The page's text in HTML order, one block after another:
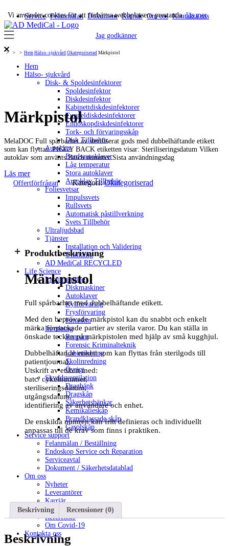
Vi använder cookies för att förbättra webbplatsens prestanda.läs mer
Jag godkänner
Service Felanmälan Dokument Karriär Om oss Kontakta oss
Hem
Hälso- sjukvård
Disk- & Spoldesinfektorer
Spoldesinfektor
Diskdesinfektor
Kabinettdiskdesinfektorer
Tunneldiskdesinfektorer
Endoskopdiskdesinfektorer
Tork- och förvaringsskåp
Disk Tillbehör
Autoklav
Bordsautoklaver
Låg temperatur
Stora autoklaver
Autoklav Tillbehör
Foliesvetsar
Impulssvets
Rullsvets
Automatisk påstillverkning
Svets Tillbehör
Ultraljudsbad
Tjänster
Installation och Validering
Utbilding
AD MediCal RECYCLED
Life Science
Labutrustning
Diskmaskiner
Autoklaver
Kylförvaring
Frysförvaring
Ismaskin
Inredning
Renrum
Forensic Kriminalteknik
Labinredning
Skolinredning
Övrigt
Skyddsventilation
Dragbänk
Dragskåp
Säkerhetsbänkar
Kemikalieskåp
Brandklassade skåp
Gasolskåp
Service support
Felanmälan / Beställning
Endoskop Service och Reparation
Serviceavtal
Dokument / Säkerhetsdatablad
Om oss
Nyheter
Leverantörer
Karriär
Miljöpolicy & Kvalitet
Referenser
Om Covid-19
Kontakta oss
Hem
> Hälso- sjukvård
> Okategoriserad
> Märkpistol
Märkpistol
MelaDOC Full spårbarhet av steriliserat gods med dubbelhäftande etikett
som kan flyttas. PIGGY BACK etiketten visar: Steriliseringsdatum Vilken
autoklav som använts Batch nummer Sista användningsdag
Läs mer
Offertförfrågan Kategori:Okategoriserad
Produktbeskrivning
Märkpistol
Full spårbarhet med dubbelhäftande etikett.
Med den beprövade märkpistol kan du snabbt och enkelt
märka förpackade partier av sterila varor. Du kan ställa in
önskade tecken på märkpistolen med hjälp av små kugghjul.
Dubbelhäftande etikett som kan flyttas från sterilgods till
patientjournal.
Utskrift av etikett med:
batc/ cykelnummer,
steriliseringsdatum,
utgångsdatum,
identifiering av användare och enhet.
De enskilda numren kan fritt definieras och individuellt
anpassas till de krav som finns i praktiken.
Beskrivning Recensioner (0)
Beskrivning